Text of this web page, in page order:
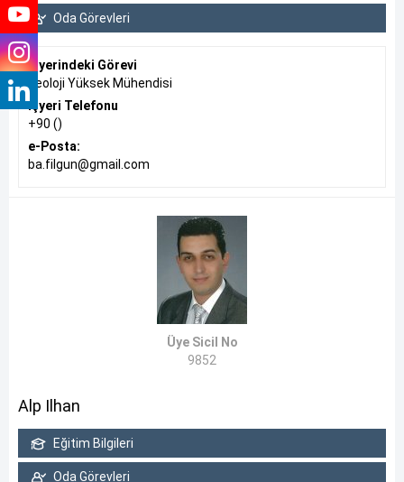
Oda Görevleri
İşyerindeki Görevi
Jeoloji Yüksek Mühendisi
İşyeri Telefonu
+90 ()
e-Posta:
ba.filgun@gmail.com
Üye Sicil No
9852
Alp Ilhan
Eğitim Bilgileri
Oda Görevleri